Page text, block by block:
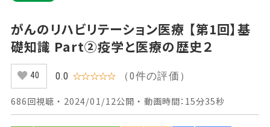
がんのリハビリテーション医療 【第1回】基
礎知識 Part②疫学と医療の歴史２
40 0.0 ☆☆☆☆☆ （0件の評価）
686回視聴 ・ 2024/01/12公開 ・ 動画時間：15分35秒